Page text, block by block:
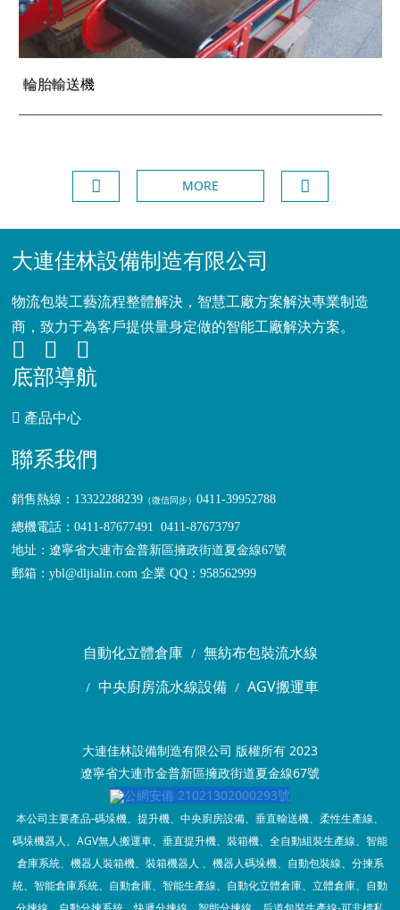
輪胎輸送機
MORE
大連佳林設備制造有限公司
物流包裝工藝流程整體解決，智慧工廠方案解決專業制造
商，致力于為客戶提供量身定做的智能工廠解決方案。
底部導航
產品中心
聯系我們
銷售熱線：13322288239 （微信同步）0411-39952788
總機電話：0411-87677491 0411-87673797
地址：遼寧省大連市金普新區擁政街道夏金線67號
郵箱：ybl@dljialin.com企業 QQ：958562999
自動化立體倉庫
無紡布包裝流水線
中央廚房流水線設備
AGV搬運車
大連佳林設備制造有限公司 版權所有 2023
遼寧省大連市金普新區擁政街道夏金線67號
公網安備 21021302000293號
本公司主要產品-碼垛機、提升機、中央廚房設備、垂直輸送機、柔性生產線、
碼垛機器人、AGV無人搬運車、垂直提升機、裝箱機、全自動組裝生產線、智能
倉庫系統、機器人裝箱機、裝箱機器人 、機器人碼垛機、自動包裝線、分揀系
統、智能倉庫系統、自動倉庫、智能生產線、自動化立體倉庫、立體倉庫、自動